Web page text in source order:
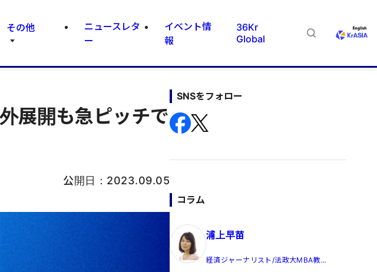
その他
ニュースレタ
ー
イベント情
報
36Kr
Global
展開も急ピッチで
公開日： 2023.09.05
SNSをフォロー
コラム
浦上早苗
経済ジャーナリスト/法政大MBA教